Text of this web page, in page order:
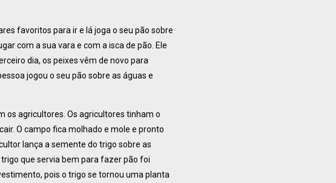
favoritos para ir e lá joga o seu pão sobre
com a sua vara e com a isca de pão. Ele
dia, os peixes vêm de novo para
jogou o seu pão sobre as águas e
os agricultores. Os agricultores tinham o
O campo fica molhado e mole e pronto
lança a semente do trigo sobre as
que servia bem para fazer pão foi
pois o trigo se tornou uma planta